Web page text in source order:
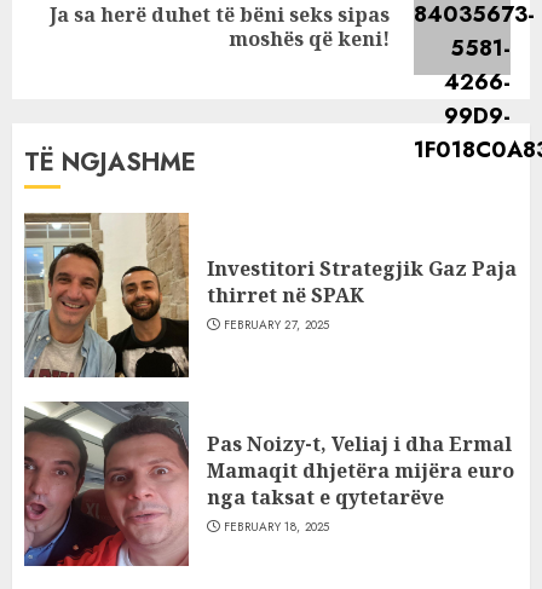
Next
Ja sa herë duhet të bëni seks sipas
moshës që keni!
TË NGJASHME
Investitori Strategjik Gaz Paja
thirret në SPAK
FEBRUARY 27, 2025
Pas Noizy-t, Veliaj i dha Ermal
Mamaqit dhjetëra mijëra euro
nga taksat e qytetarëve
FEBRUARY 18, 2025